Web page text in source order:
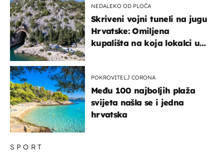
SPORT
NEDALEKO OD PLOČA
Skriveni vojni tuneli na jugu
Hrvatske: Omiljena
kupališta na koja lokalci u
POKROVITELJ CORONA
Među 100 najboljih plaža
svijeta našla se i jedna
hrvatska